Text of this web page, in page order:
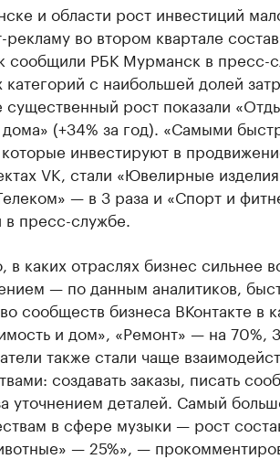
и области рост инвестиций
рекламу во втором квартале
сообщили РБК Мурманск в пресс-
категорий с наибольшей долей
существенный рост показали
(+34% за год). «Самыми
инвестируют в
VK, стали «Ювелирные
— в 3 раза и «Спорт и
в пресс-службе.
в каких отраслях бизнес сильнее
— по данным аналитиков,
сообществ бизнеса ВКонтакте в
и дом», «Ремонт» — на 70%,
также стали чаще
создавать заказы, писать
уточнением деталей. Самый
в сфере музыки — рост
— 25%», —